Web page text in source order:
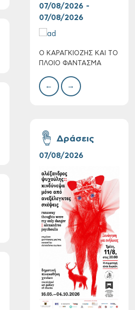
Πολύ Υψηλός
για αύριο Σάββατο 8
Αυγούστου 2026
Συνεχίζονται οι
δωρεάν ξεναγήσεις
για ενήλικες στη
Δημοτική
Πινακοθήκη Χανίων:
Την Τρίτη 11/08
07/08/2026 -
07/08/2026
Ο ΚΑΡΑΓΚΙΟΖΗΣ ΚΑΙ ΤΟ
ΠΛΟΙΟ ΦΑΝΤΑΣΜΑ
← →
Δράσεις
07/08/2026